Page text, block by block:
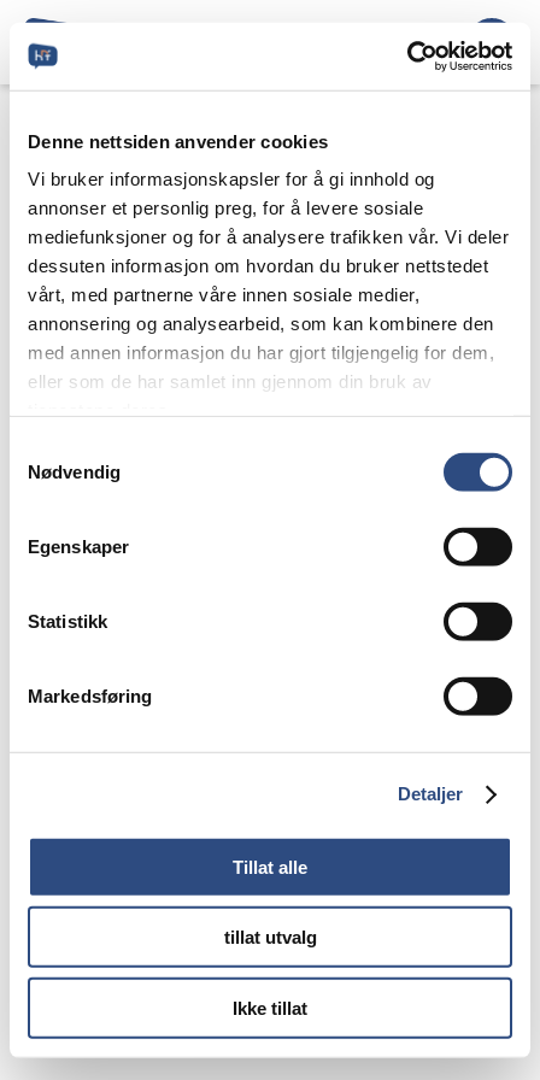
Denne nettsiden anvender cookies
Vi bruker informasjonskapsler for å gi innhold og
annonser et personlig preg, for å levere sosiale
mediefunksjoner og for å analysere trafikken vår. Vi deler
dessuten informasjon om hvordan du bruker nettstedet
vårt, med partnerne våre innen sosiale medier,
annonsering og analysearbeid, som kan kombinere den
med annen informasjon du har gjort tilgjengelig for dem,
eller som de har samlet inn gjennom din bruk av
Nødvendig
Egenskaper
Statistikk
Markedsføring
Detaljer
Tillat alle
tillat utvalg
Ikke tillat